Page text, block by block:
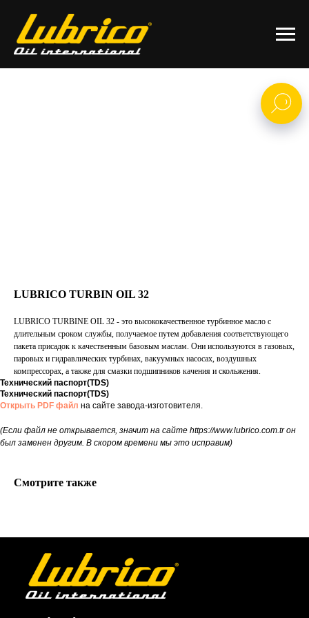
LUBRICO TURBIN OIL 32
LUBRICO TURBINE OIL 32 - это высококачественное турбинное масло с
длительным сроком службы, получаемое путем добавления соответствующего
пакета присадок к качественным базовым маслам. Они используются в газовых,
паровых и гидравлических турбинах, вакуумных насосах, воздушных
компрессорах, а также для смазки подшипников качения и скольжения.
Технический паспорт(TDS)
Технический паспорт(TDS)
Открыть PDF файл на сайте завода-изготовителя.
(Если файл не открывается, значит на сайте https://www.lubrico.com.tr он
был заменен другим. В скором времени мы это исправим)
Смотрите также